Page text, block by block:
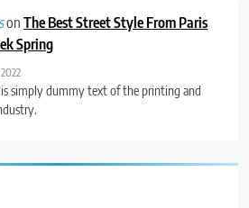
onThe Best Street Style From Paris
Spring
simply dummy text of the printing and